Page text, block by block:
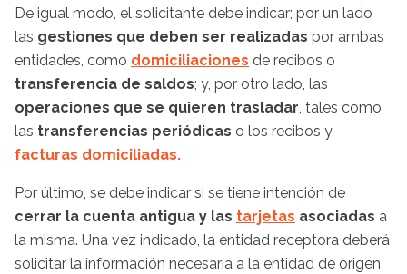
De igual modo, el solicitante debe indicar; por un lado
las gestiones que deben ser realizadas por ambas
entidades, como domiciliaciones de recibos o
transferencia de saldos; y, por otro lado, las
operaciones que se quieren trasladar, tales como
las transferencias periódicas o los recibos y
facturas domiciliadas.
Por último, se debe indicar si se tiene intención de
cerrar la cuenta antigua y las tarjetas asociadas a
la misma. Una vez indicado, la entidad receptora deberá
solicitar la información necesaria a la entidad de origen